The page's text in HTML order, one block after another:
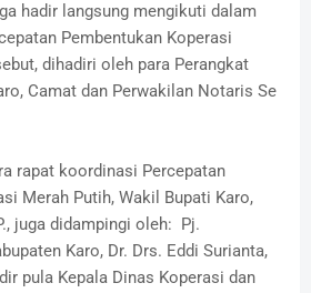
hadir langsung mengikuti dalam
Pembentukan Koperasi
dihadiri oleh para Perangkat
Camat dan Perwakilan Notaris Se
rapat koordinasi Percepatan
Merah Putih, Wakil Bupati Karo,
juga didampingi oleh: Pj.
Karo, Dr. Drs. Eddi Surianta,
pula Kepala Dinas Koperasi dan